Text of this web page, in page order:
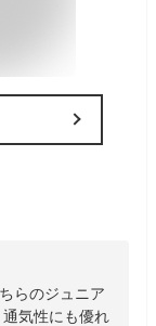
らのジュニア
気性にも優れ